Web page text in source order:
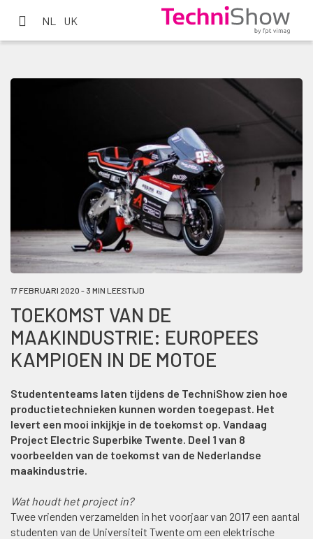
NL UK
17 FEBRUARI 2020 - 3 MIN LEESTIJD
TOEKOMST VAN DE
MAAKINDUSTRIE: EUROPEES
KAMPIOEN IN DE MOTOE
Studententeams laten tijdens de TechniShow zien hoe
productietechnieken kunnen worden toegepast. Het
levert een mooi inkijkje in de toekomst op. Vandaag
Project Electric Superbike Twente. Deel 1 van 8
voorbeelden van de toekomst van de Nederlandse
maakindustrie.
Wat houdt het project in?
Twee vrienden verzamelden in het voorjaar van 2017 een aantal
studenten van de Universiteit Twente om een elektrische